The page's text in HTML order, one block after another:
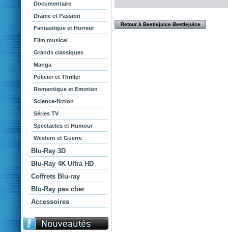
Documentaire
Drame et Passion
Fantastique et Horreur
Film musical
Grands classiques
Manga
Policier et Thriller
Romantique et Emotion
Science-fiction
Séries TV
Spectacles et Humour
Western et Guerre
Blu-Ray 3D
Blu-Ray 4K Ultra HD
Coffrets Blu-ray
Blu-Ray pas cher
Accessoires
Retour à Beetlejuice Beetlejuice